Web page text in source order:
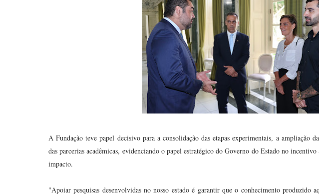
A Fundação teve papel decisivo para a consolidação das etapas experimentais, a ampliação
das parcerias acadêmicas, evidenciando o papel estratégico do Governo do Estado no
impacto.
"Apoiar pesquisas desenvolvidas no nosso estado é garantir que o conhecimento